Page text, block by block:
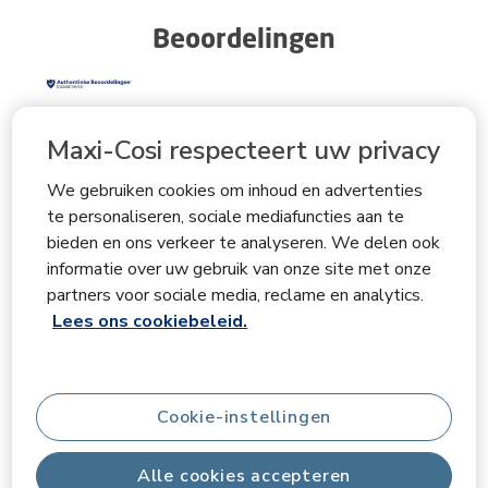
Maxi-Cosi respecteert uw privacy
We gebruiken cookies om inhoud en advertenties
te personaliseren, sociale mediafuncties aan te
bieden en ons verkeer te analyseren. We delen ook
informatie over uw gebruik van onze site met onze
partners voor sociale media, reclame en analytics.
Lees ons cookiebeleid.
Alle cookies accepteren
Cookie-instellingen
Beoordelingen
Overzicht van scores
0
sterren
1
3 sterrensterren
0
0
sterren
4.0
1 beoordeling